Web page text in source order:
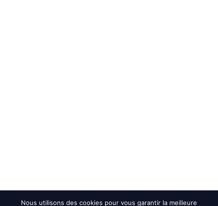
Nous utilisons des cookies pour vous garantir la meilleure